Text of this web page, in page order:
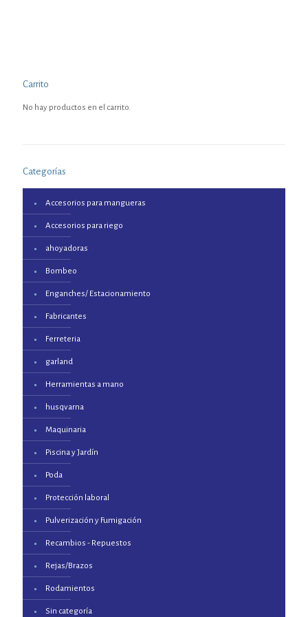
Carrito
No hay productos en el carrito.
Categorías
Accesorios para mangueras
Accesorios para riego
ahoyadoras
Bombeo
Enganches/ Estacionamiento
Fabricantes
Ferreteria
garland
Herramientas a mano
husqvarna
Maquinaria
Piscina y Jardín
Poda
Protección laboral
Pulverización y Fumigación
Recambios - Repuestos
Rejas/Brazos
Rodamientos
Sin categoría